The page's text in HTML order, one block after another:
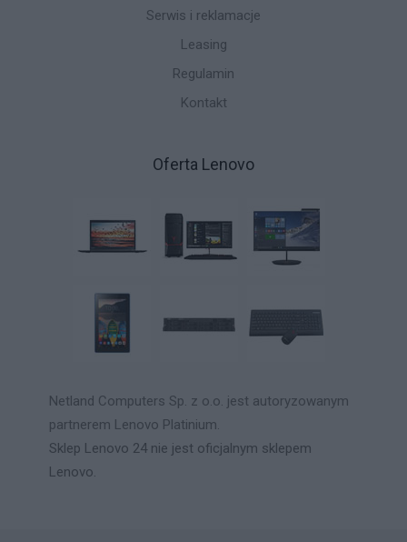
Serwis i reklamacje
Leasing
Regulamin
Kontakt
Oferta Lenovo
Netland Computers Sp. z o.o. jest autoryzowanym
partnerem Lenovo Platinium.
Sklep Lenovo 24 nie jest oficjalnym sklepem
Lenovo.